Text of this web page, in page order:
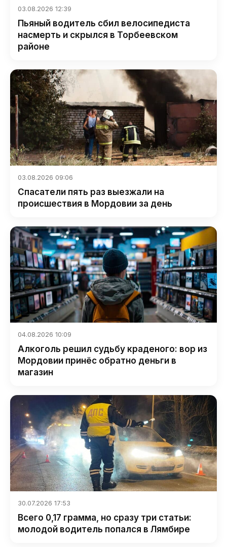
03.08.2026 12:39
Пьяный водитель сбил велосипедиста
насмерть и скрылся в Торбеевском
районе
03.08.2026 09:06
Спасатели пять раз выезжали на
происшествия в Мордовии за день
04.08.2026 10:09
Алкоголь решил судьбу краденого: вор из
Мордовии принёс обратно деньги в
магазин
30.07.2026 17:53
Всего 0,17 грамма, но сразу три статьи:
молодой водитель попался в Лямбире